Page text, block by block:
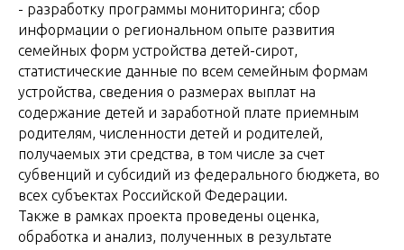
- разработку программы мониторинга; сбор
информации о региональном опыте развития
семейных форм устройства детей-сирот,
статистические данные по всем семейным формам
устройства, сведения о размерах выплат на
содержание детей и заработной плате приемным
родителям, численности детей и родителей,
получаемых эти средства, в том числе за счет
субвенций и субсидий из федерального бюджета, во
всех субъектах Российской Федерации.
Также в рамках проекта проведены оценка,
обработка и анализ, полученных в результате